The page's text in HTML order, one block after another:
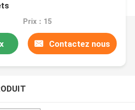
Prix：15
Contactez nous